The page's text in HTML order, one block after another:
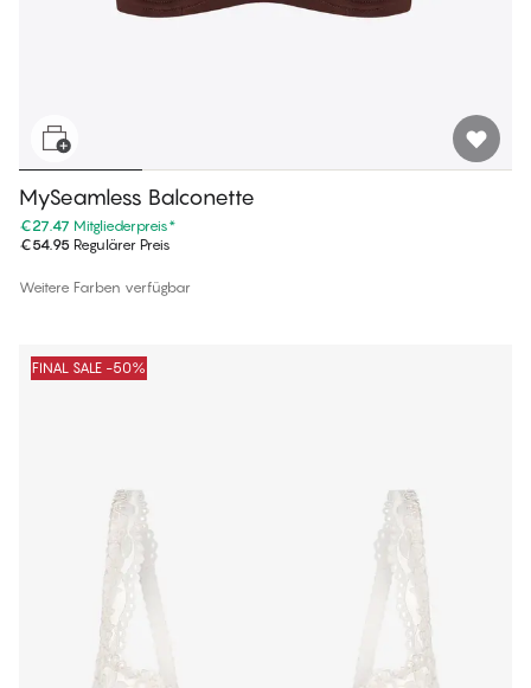
MySeamless Balconette
€27.47 Mitgliederpreis*
€54.95 Regulärer Preis
Weitere Farben verfügbar
FINAL SALE -50%